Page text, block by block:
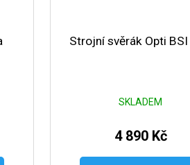
Strojní svěrák Opti
SKLADEM
4 890 Kč